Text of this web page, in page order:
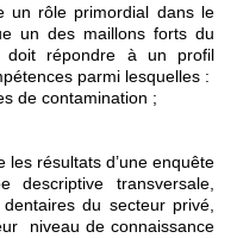
un rôle primordial dans le
un des maillons forts du
doit répondre à un profil
parmi lesquelles :
de contamination ;
les résultats d’une enquête
descriptive transversale,
du secteur privé,
niveau de connaissance